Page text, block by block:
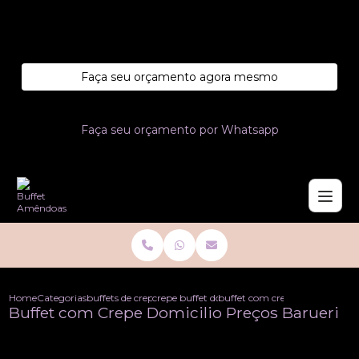
Faça seu orçamento agora mesmo
Faça seu orçamento por Whatsapp
HomeCategoriasbuffets de crepe a domicilio
crepe buffet domiciliobuffet com crepe domicilio
Buffet com Crepe Domicilio Preços Barueri